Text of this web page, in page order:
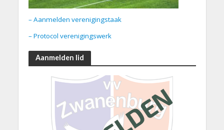
– Aanmelden verenigingstaak
– Protocol verenigingswerk
Aanmelden lid